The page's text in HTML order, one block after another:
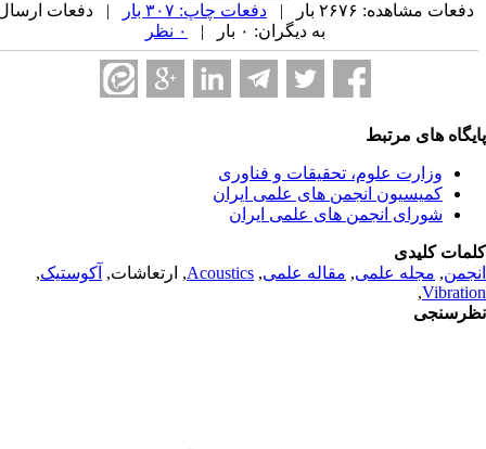
دفعات مشاهده: ۲۶۷۶ بار | دفعات چاپ: ۳۰۷ بار
| دفعات ارسال
به دیگران: ۰ بار |
های مرتبط
وزارت علوم، تحقیقات و فناوری
کمیسیون انجمن های علمی ایران
شورای انجمن های علمی ایران
کلیدی
,مجله علمی, مقاله علمی,
Acoustics, ارتعاشات,آکوستیک,
,